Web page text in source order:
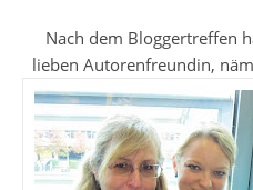
Nach dem Bloggertreffen
lieben Autorenfreundin,